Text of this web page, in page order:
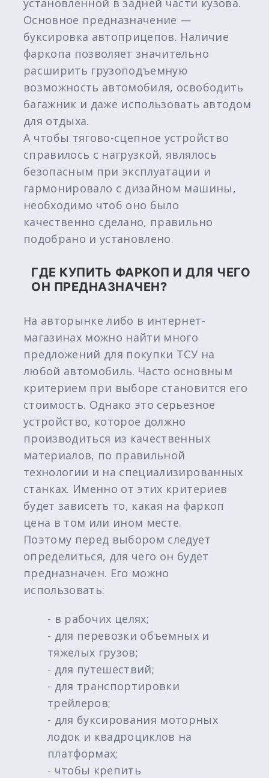
установленной в задней части кузова.
Основное предназначение —
буксировка автоприцепов. Наличие
фаркопа позволяет значительно
расширить грузоподъемную
возможность автомобиля, освободить
багажник и даже использовать автодом
для отдыха.
А чтобы тягово-сцепное устройство
справилось с нагрузкой, являлось
безопасным при эксплуатации и
гармонировало с дизайном машины,
необходимо чтоб оно было
качественно сделано, правильно
подобрано и установлено.
ГДЕ КУПИТЬ ФАРКОП И ДЛЯ ЧЕГО
ОН ПРЕДНАЗНАЧЕН?
На авторынке либо в интернет-
магазинах можно найти много
предложений для покупки ТСУ на
любой автомобиль. Часто основным
критерием при выборе становится его
стоимость. Однако это серьезное
устройство, которое должно
производиться из качественных
материалов, по правильной
технологии и на специализированных
станках. Именно от этих критериев
будет зависеть то, какая на фаркоп
цена в том или ином месте.
Поэтому перед выбором следует
определиться, для чего он будет
предназначен. Его можно
использовать:
- в рабочих целях;
- для перевозки объемных и
тяжелых грузов;
- для путешествий;
- для транспортировки
трейлеров;
- для буксирования моторных
лодок и квадроциклов на
платформах;
- чтобы крепить